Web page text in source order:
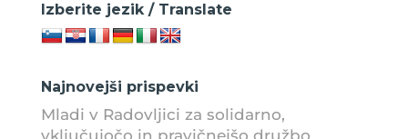
Izberite jezik / Translate
Najnovejši prispevki
Mladi v Radovljici za solidarno,